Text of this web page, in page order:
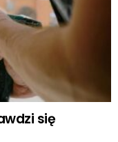
się